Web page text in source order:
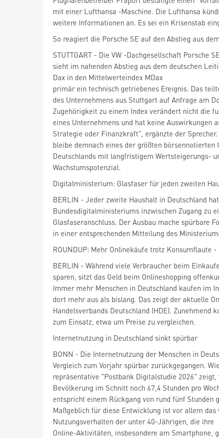
mit einer Lufthansa -Maschine. Die Lufthansa
weitere Informationen an. Es sei ein Krisenstab
So reagiert die Porsche SE auf den Abstieg aus
STUTTGART - Die VW
sieht im nahenden Abstieg aus dem deutschen
Dax in den Mittelwerteindex MDax
primär ein technisch getriebenes Ereignis. Das
des Unternehmens aus Stuttgart auf Anfrage am
Zugehörigkeit zu einem Index verändert nicht die
eines Unternehmens und hat keine Auswirkungen
Strategie oder Finanzkraft", ergänzte der Sprecher.
bleibe demnach eines der größten börsennotierten
Deutschlands mit langfristigem Wertsteigerungs-
Wachstumspotenzial.
Digitalministerium: Glasfaser für jeden zweiten
BERLIN - Jeder zweite Haushalt in Deutschland
Bundesdigitalministeriums inzwischen Zugang zu
Glasfaseranschluss. Der Ausbau mache spürbare
in einer entsprechenden Mitteilung des
ROUNDUP: Mehr Onlinekäufe trotz Konsumflaute
BERLIN - Während viele Verbraucher beim
sparen, sitzt das Geld beim Onlineshopping
Immer mehr Menschen in Deutschland kaufen im
dort mehr aus als bislang. Das zeigt der aktuelle
Handelsverbands Deutschland (HDE). Zunehmend
zum Einsatz, etwa um Preise zu vergleichen.
Internetnutzung in Deutschland sinkt spürbar
BONN - Die Internetnutzung der Menschen in
Vergleich zum Vorjahr spürbar zurückgegangen.
repräsentative "Postbank Digitalstudie 2026"
Bevölkerung im Schnitt noch 67,4 Stunden pro
entspricht einem Rückgang von rund fünf Stunden
Maßgeblich für diese Entwicklung ist vor allem das
Nutzungsverhalten der unter 40-Jährigen, die ihre
Online-Aktivitäten, insbesondere am Smartphone,